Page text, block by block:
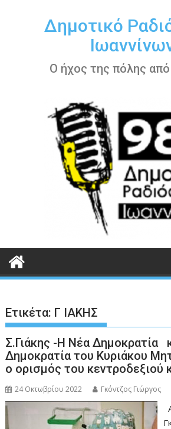
περιεχόμενοΔημοτικό
Ο ήχος της πόλης
Ετικέτα: Γ ΙΑΚΗΣ
Σ.Γιάκης -Η Νέα Δημοκρατία
Δημοκρατία του Κυριάκου
ο ορισμός του κεντροδεξιού
24 Οκτωβρίου 2022 Γκόντζος Γιώργος